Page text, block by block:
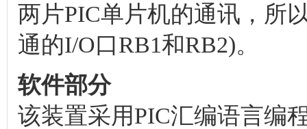
两片PIC单片机的通讯，所
通的I/O口RB1和RB2)。
软件部分
该装置采用PIC汇编语言编